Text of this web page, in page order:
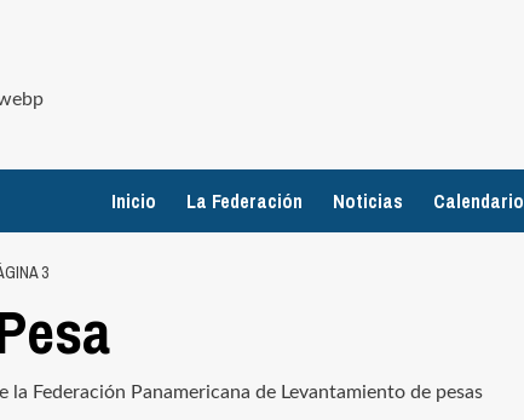
Inicio La Federación Noticias Calendario
3
la Federación Panamericana de Levantamiento de pesas